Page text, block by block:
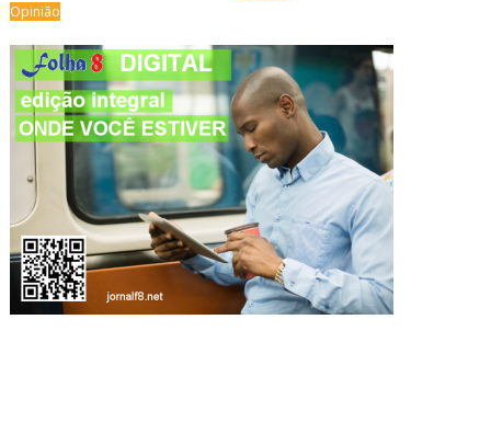
Opinião